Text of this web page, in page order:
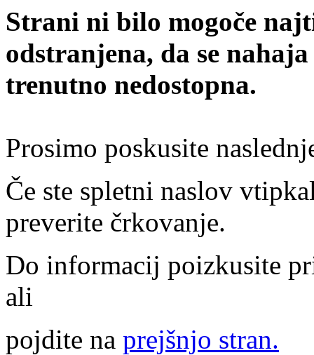
Strani ni bilo mogoče
odstranjena, da se
trenutno nedostopna.
Prosimo poskusite
Če ste spletni naslov
preverite črkovanje.
Do informacij poizkusite
ali
pojdite na prejšnjo stran.